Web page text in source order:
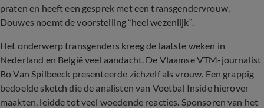
praten en heeft een gesprek met een transgendervrouw.
Douwes noemt de voorstelling “heel wezenlijk”.
Het onderwerp transgenders kreeg de laatste weken in
Nederland en België veel aandacht. De Vlaamse VTM-journalist
Bo Van Spilbeeck presenteerde zichzelf als vrouw. Een grappig
bedoelde sketch die de analisten van Voetbal Inside hierover
maakten, leidde tot veel woedende reacties. Sponsoren van het